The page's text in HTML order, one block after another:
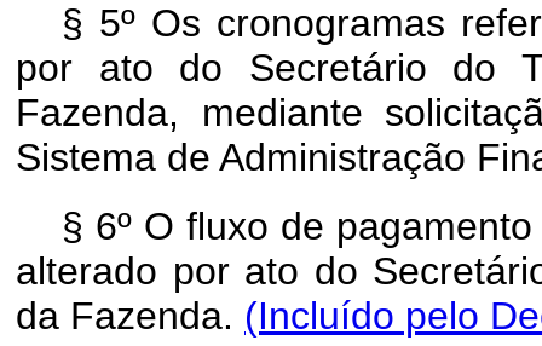
§ 5º Os cronogramas
por ato do Secretário do
Fazenda, mediante
Sistema de Administração
§ 6º O fluxo de
alterado por ato do
da Fazenda. (Incluído pelo